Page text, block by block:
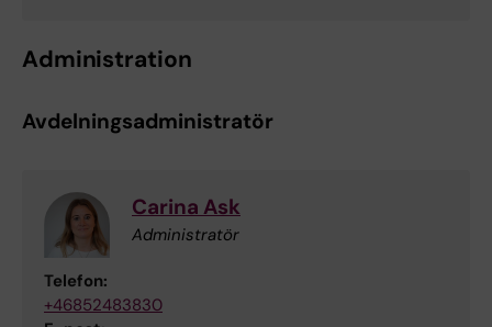
Administration
Avdelningsadministratör
Carina Ask
Administratör
Telefon:
+46852483830